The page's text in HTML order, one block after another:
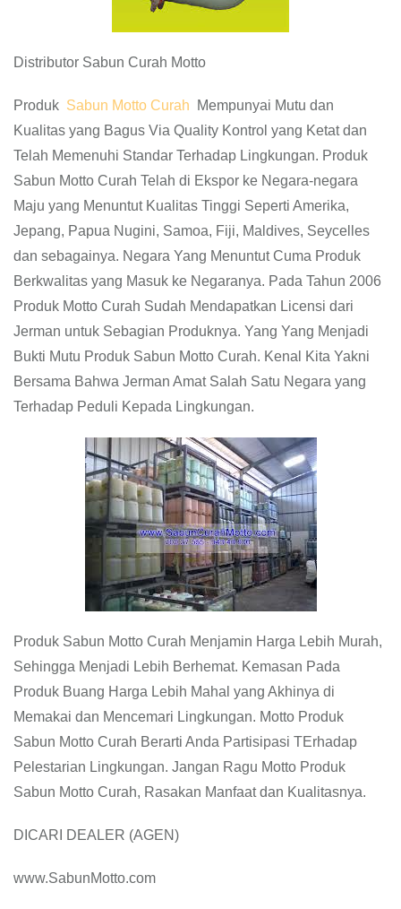
Distributor Sabun Curah Motto
Produk Sabun Motto Curah
Mempunyai Mutu dan
Kualitas yang Bagus Via Quality Kontrol yang Ketat dan
Telah Memenuhi Standar Terhadap Lingkungan. Produk
Sabun Motto Curah Telah di Ekspor ke Negara-negara
Maju yang Menuntut Kualitas Tinggi Seperti Amerika,
Jepang, Papua Nugini, Samoa, Fiji, Maldives, Seycelles
dan sebagainya. Negara Yang Menuntut Cuma Produk
Berkwalitas yang Masuk ke Negaranya. Pada Tahun 2006
Produk Motto Curah Sudah Mendapatkan Licensi dari
Jerman untuk Sebagian Produknya. Yang Yang Menjadi
Bukti Mutu Produk Sabun Motto Curah. Kenal Kita Yakni
Bersama Bahwa Jerman Amat Salah Satu Negara yang
Terhadap Peduli Kepada Lingkungan.
Produk Sabun Motto Curah Menjamin Harga Lebih Murah,
Sehingga Menjadi Lebih Berhemat. Kemasan Pada
Produk Buang Harga Lebih Mahal yang Akhinya di
Memakai dan Mencemari Lingkungan. Motto Produk
Sabun Motto Curah Berarti Anda Partisipasi TErhadap
Pelestarian Lingkungan. Jangan Ragu Motto Produk
Sabun Motto Curah, Rasakan Manfaat dan Kualitasnya.
DICARI DEALER (AGEN)
www.SabunMotto.com